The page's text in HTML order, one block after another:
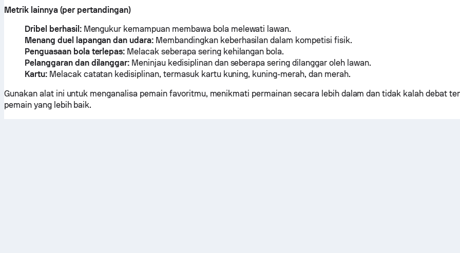
Metrik lainnya (per pertandingan)
Dribel berhasil:Mengukur kemampuan membawa bola melewati lawan.
Menang duel lapangan dan udara: Membandingkan keberhasilan dalam kompetisi fisik.
Penguasaan bola terlepas: Melacak seberapa sering kehilangan bola.
Pelanggaran dan dilanggar: Meninjau kedisiplinan dan seberapa sering dilanggar oleh lawan.
Kartu:Melacak catatan kedisiplinan, termasuk kartu kuning, kuning-merah, dan merah.
Gunakan alat ini untuk menganalisa pemain favoritmu, menikmati permainan secara lebih dalam dan tidak kalah debat
pemain yang lebih baik.